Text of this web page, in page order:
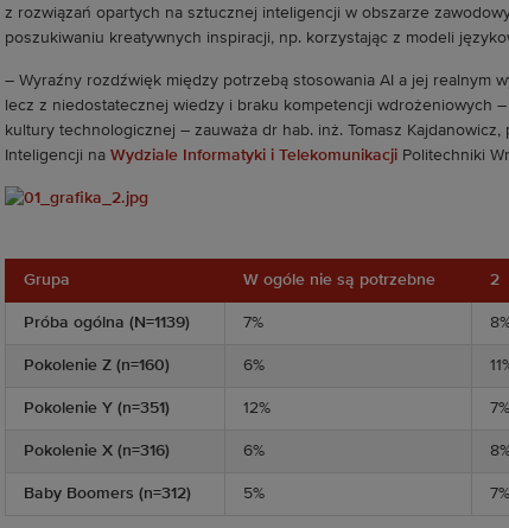
z rozwiązań opartych na sztucznej inteligencji w obszarze
poszukiwaniu kreatywnych inspiracji, np. korzystając z modeli
– Wyraźny rozdźwięk między potrzebą stosowania AI a jej realnym
lecz z niedostatecznej wiedzy i braku kompetencji wdrożeniowych
kultury technologicznej – zauważa dr hab. inż. Tomasz
Inteligencji na Wydziale Informatyki i TelekomunikacjiPolitechniki
Grupa W ogóle nie są potrzebne 2
Próba ogólna (N=1139) 7%
Pokolenie Z (n=160) 6%
Pokolenie Y (n=351) 12% 7%
Pokolenie X (n=316) 6%
Baby Boomers (n=312) 5% 7%